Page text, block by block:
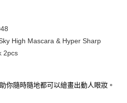
個工作天送達
High Mascara & Hyper Sharp
2pcs
你隨時隨地都可以繪畫出動人眼妝。